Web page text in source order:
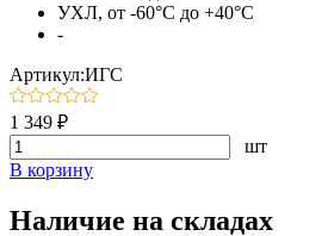
УХЛ, от -60°C до +40°C
-
Артикул:ИГС
1 349 ₽
шт
В корзину
Наличие на складах